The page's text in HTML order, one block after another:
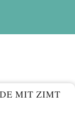
MIT ZIMT